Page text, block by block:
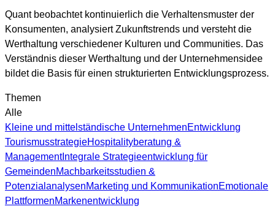
Quant beobachtet kontinuierlich die Verhaltensmuster der
Konsumenten, analysiert Zukunftstrends und versteht die
Werthaltung verschiedener Kulturen und Communities. Das
Verständnis dieser Werthaltung und der Unternehmensidee
bildet die Basis für einen strukturierten Entwicklungsprozess.
Themen
Alle
Kleine und mittelständische UnternehmenEntwicklung
TourismusstrategieHospitalityberatung &
ManagementIntegrale Strategieentwicklung für
GemeindenMachbarkeitsstudien &
PotenzialanalysenMarketing und KommunikationEmotionale
PlattformenMarkenentwicklung